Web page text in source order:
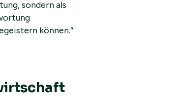
sondern als
können.“